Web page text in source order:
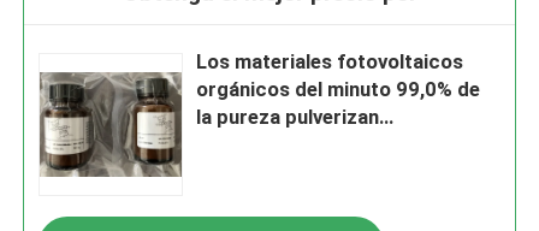
Los materiales fotovoltaicos
orgánicos del minuto 99,0% de
la pureza pulverizan